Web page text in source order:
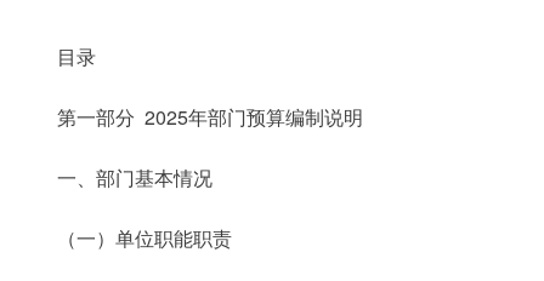
目录
第一部分 2025年部门预算编制说明
一、部门基本情况
（一）单位职能职责